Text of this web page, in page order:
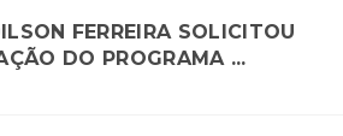
FERREIRA SOLICITOU
DO PROGRAMA ...